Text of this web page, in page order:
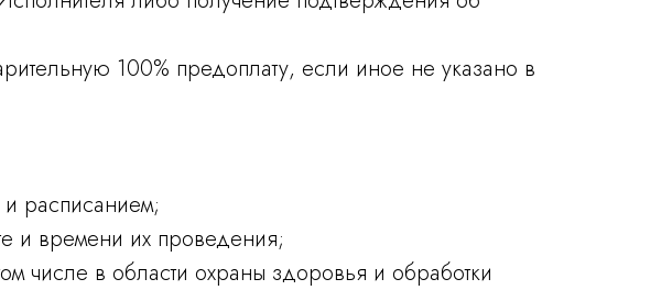
100% предоплату, если иное не указано в
и расписанием;
и времени их проведения;
числе в области охраны здоровья и обработки